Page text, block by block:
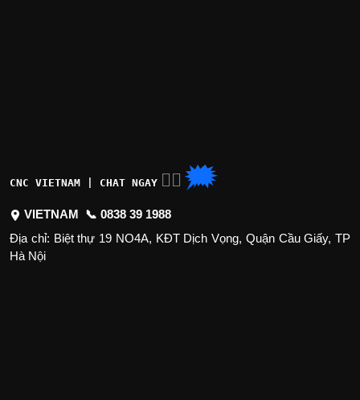
CNC VIETNAM | CHAT NGAY 👉🏽 🗯
VIETNAM 📞 0838 39 1988
Địa chỉ: Biệt thự 19 NO4A, KĐT Dịch Vọng, Quận Cầu Giấy, TP
Hà Nội